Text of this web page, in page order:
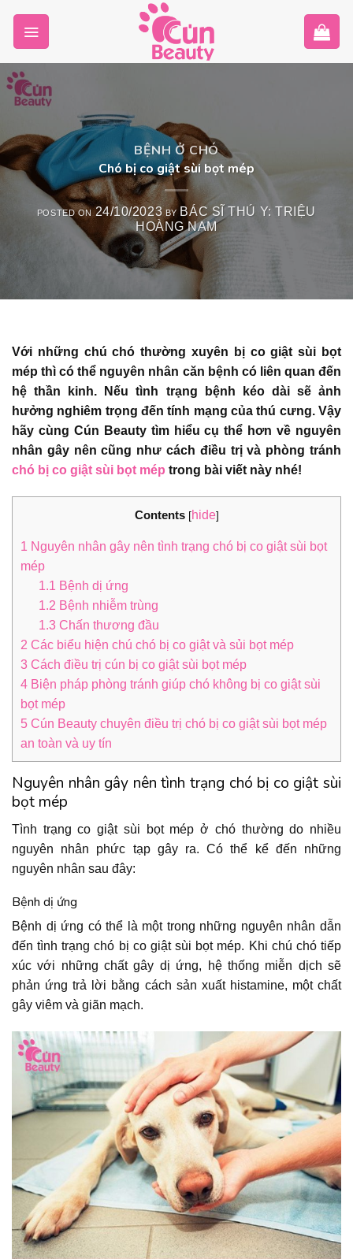
content
BỆNH Ở CHÓ
Chó bị co giật sùi bọt mép
POSTED ON 24/10/2023 BY BÁC SĨ THÚ Y: TRIỆU
HOÀNG NAM
Với những chú chó thường xuyên bị co giật sùi bọt
mép thì có thể nguyên nhân căn bệnh có liên quan đến
hệ thần kinh. Nếu tình trạng bệnh kéo dài sẽ ảnh
hưởng nghiêm trọng đến tính mạng của thú cưng. Vậy
hãy cùng Cún Beauty tìm hiểu cụ thể hơn về nguyên
nhân gây nên cũng như cách điều trị và phòng tránh
chó bị co giật sùi bọt mép trong bài viết này nhé!
Contents [hide]
1 Nguyên nhân gây nên tình trạng chó bị co giật sùi bọt
mép
1.1 Bệnh dị ứng
1.2 Bệnh nhiễm trùng
1.3Chấn thương đầu
2 Các biểu hiện chú chó bị co giật và sủi bọt mép
3 Cách điều trị cún bị co giật sùi bọt mép
4 Biện pháp phòng tránh giúp chó không bị co giật sùi
bọt mép
5 Cún Beauty chuyên điều trị chó bị co giật sùi bọt mép
an toàn và uy tín
Nguyên nhân gây nên tình trạng chó bị co giật sùi
bọt mép
Tình trạng co giật sùi bọt mép ở chó thường do nhiều
nguyên nhân phức tạp gây ra. Có thể kể đến những
nguyên nhân sau đây:
Bệnh dị ứng
Bệnh dị ứng có thể là một trong những nguyên nhân dẫn
đến tình trạng chó bị co giật sùi bọt mép. Khi chú chó tiếp
xúc với những chất gây dị ứng, hệ thống miễn dịch sẽ
phản ứng trả lời bằng cách sản xuất histamine, một chất
gây viêm và giãn mạch.